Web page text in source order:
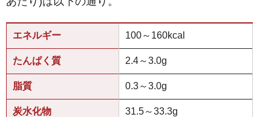
エネルギー 100～160kcal
たんぱく質 2.4～3.0g
脂質 0.3～3.0g
炭水化物 31.5～33.3g